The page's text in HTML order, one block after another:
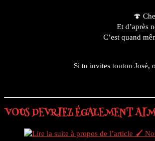
🍄
Et d’après
C’est quand
Si tu invites tonton José,
VOUS DEVRIEZ ÉGALEMENT